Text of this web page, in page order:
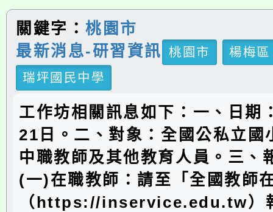
關鍵字：桃園市
最新消息-研習資訊
桃園市
楊梅區
瑞坪國民中學
工作坊相關訊息如下：一、日期
21日。二、對象：全國公私立國
中職教師及其他教育人員。三、
(一)在職教師：請至「全國教師
（https://inservice.edu.tw）